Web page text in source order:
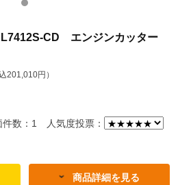
CD エンジンカッター
201,010円）
数：1 人気度投票：
商品詳細を見る